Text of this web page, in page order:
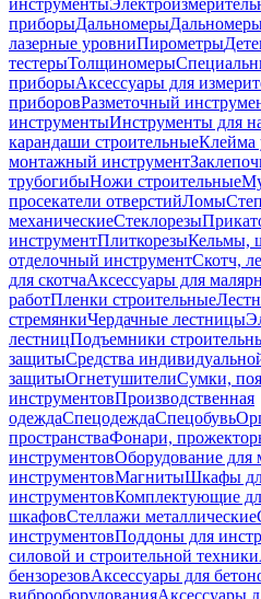
инструменты
приборыДальномеры
лазерные уровниПирометры
тестерыТолщиномеры
приборыАксессуары для
приборовРазметочный
инструментыИнструменты для
карандаши строительныеКлейма
монтажный инструмент
трубогибыНожи строительные
просекатели отверстийЛомы
механическиеСтеклорезы
инструментПлиткорезыКельмы,
отделочный инструментСкотч,
для скотчаАксессуары для
работПленки строительные
стремянкиЧердачные лестницы
лестницПодъемники
защитыСредства
защитыОгнетушителиСумки,
инструментовПроизводственная
одеждаСпецодеждаСпецобувь
пространстваФонари,
инструментовОборудование для
инструментовМагнитыШкафы
инструментовКомплектующие
шкафовСтеллажи металлические
инструментовПоддоны для
силовой и строительной техники
бензорезовАксессуары для
виброоборудованияАксессуары